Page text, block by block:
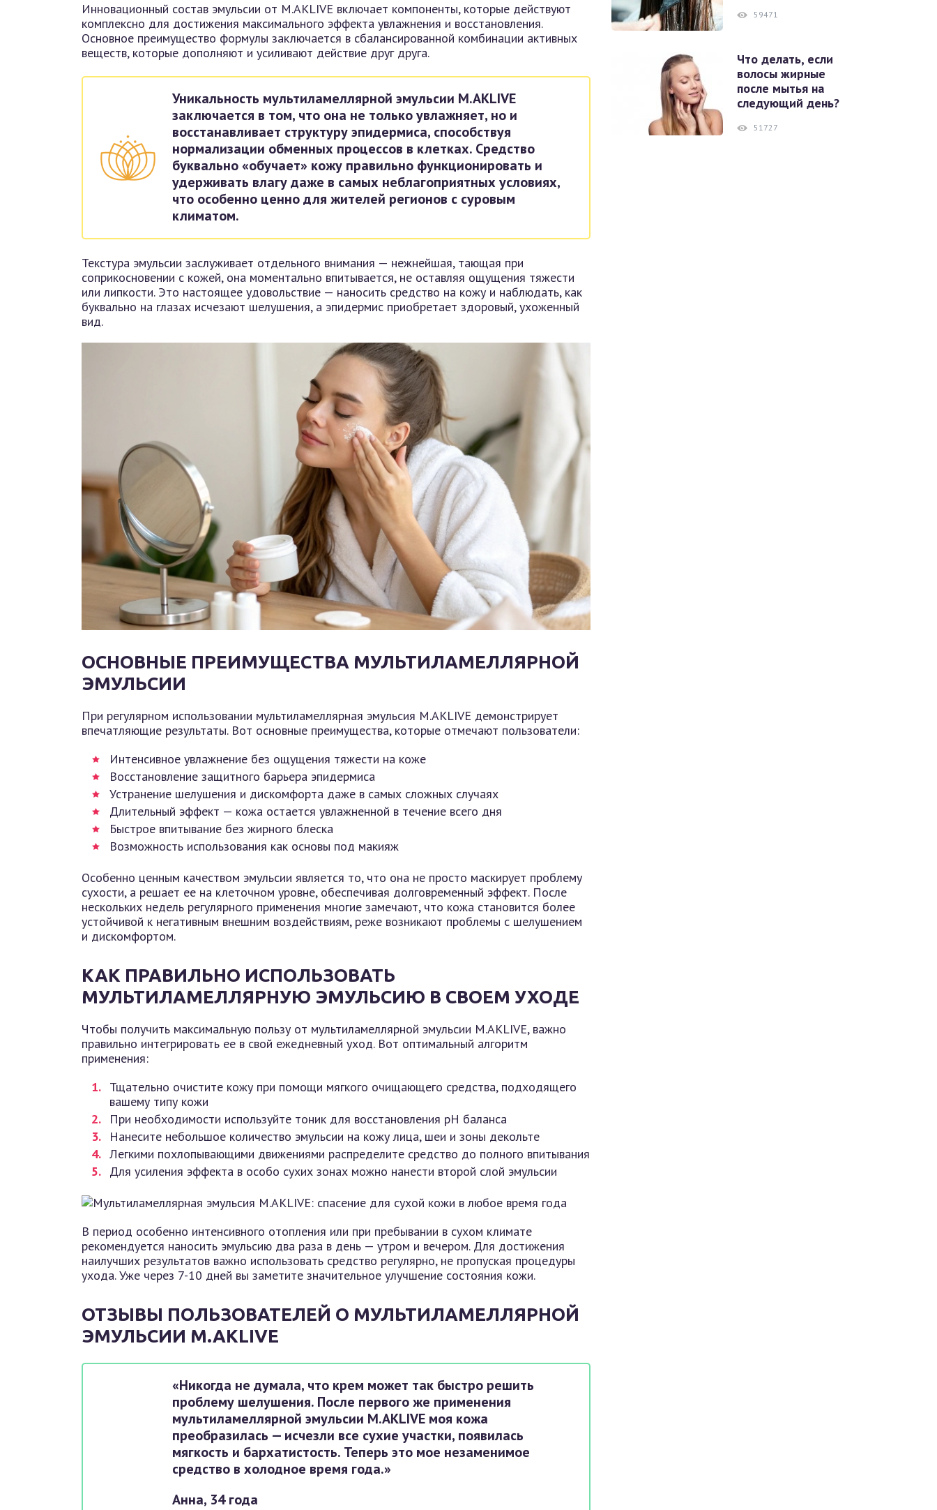
Инновационный состав эмульсии от M.AKLIVE включает компоненты, которые действуют
комплексно для достижения максимального эффекта увлажнения и восстановления.
Основное преимущество формулы заключается в сбалансированной комбинации активных
веществ, которые дополняют и усиливают действие друг друга.
Уникальность мультиламеллярной эмульсии M.AKLIVE
заключается в том, что она не только увлажняет, но и
восстанавливает структуру эпидермиса, способствуя
нормализации обменных процессов в клетках. Средство
буквально «обучает» кожу правильно функционировать и
удерживать влагу даже в самых неблагоприятных условиях,
что особенно ценно для жителей регионов с суровым
климатом.
Текстура эмульсии заслуживает отдельного внимания — нежнейшая, тающая при
соприкосновении с кожей, она моментально впитывается, не оставляя ощущения тяжести
или липкости. Это настоящее удовольствие — наносить средство на кожу и наблюдать, как
буквально на глазах исчезают шелушения, а эпидермис приобретает здоровый, ухоженный
вид.
ОСНОВНЫЕ ПРЕИМУЩЕСТВА МУЛЬТИЛАМЕЛЛЯРНОЙ
ЭМУЛЬСИИ
При регулярном использовании мультиламеллярная эмульсия M.AKLIVE демонстрирует
впечатляющие результаты. Вот основные преимущества, которые отмечают пользователи:
Интенсивное увлажнение без ощущения тяжести на коже
Восстановление защитного барьера эпидермиса
Устранение шелушения и дискомфорта даже в самых сложных случаях
Длительный эффект — кожа остается увлажненной в течение всего дня
Быстрое впитывание без жирного блеска
Возможность использования как основы под макияж
Особенно ценным качеством эмульсии является то, что она не просто маскирует проблему
сухости, а решает ее на клеточном уровне, обеспечивая долговременный эффект. После
нескольких недель регулярного применения многие замечают, что кожа становится более
устойчивой к негативным внешним воздействиям, реже возникают проблемы с шелушением
и дискомфортом.
КАК ПРАВИЛЬНО ИСПОЛЬЗОВАТЬ
МУЛЬТИЛАМЕЛЛЯРНУЮ ЭМУЛЬСИЮ В СВОЕМ УХОДЕ
Чтобы получить максимальную пользу от мультиламеллярной эмульсии M.AKLIVE, важно
правильно интегрировать ее в свой ежедневный уход. Вот оптимальный алгоритм
применения:
Тщательно очистите кожу при помощи мягкого очищающего средства, подходящего
вашему типу кожи
При необходимости используйте тоник для восстановления pH баланса
Нанесите небольшое количество эмульсии на кожу лица, шеи и зоны декольте
Легкими похлопывающими движениями распределите средство до полного впитывания
Для усиления эффекта в особо сухих зонах можно нанести второй слой эмульсии
В период особенно интенсивного отопления или при пребывании в сухом климате
рекомендуется наносить эмульсию два раза в день — утром и вечером. Для достижения
наилучших результатов важно использовать средство регулярно, не пропуская процедуры
ухода. Уже через 7-10 дней вы заметите значительное улучшение состояния кожи.
ОТЗЫВЫ ПОЛЬЗОВАТЕЛЕЙ О МУЛЬТИЛАМЕЛЛЯРНОЙ
ЭМУЛЬСИИ M.AKLIVE
«Никогда не думала, что крем может так быстро решить
проблему шелушения. После первого же применения
мультиламеллярной эмульсии M.AKLIVE моя кожа
преобразилась — исчезли все сухие участки, появилась
мягкость и бархатистость. Теперь это мое незаменимое
средство в холодное время года.»
Анна, 34 года
59471
Что делать, если
волосы жирные
после мытья на
следующий день?
51727